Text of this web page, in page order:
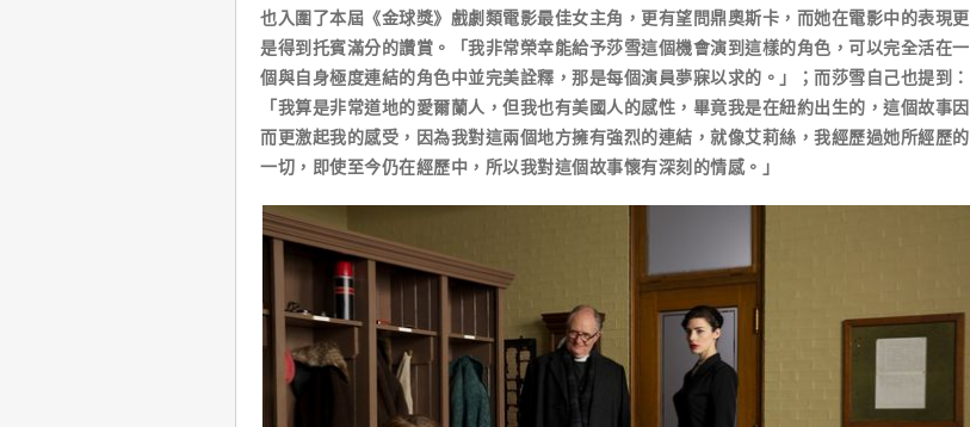
也入圍了本屆《金球獎》戲劇類電影最佳女主角，更有望問鼎奧斯卡，而她在電影中的表現更
是得到托賓滿分的讚賞。「我非常榮幸能給予莎雪這個機會演到這樣的角色，可以完全活在一
個與自身極度連結的角色中並完美詮釋，那是每個演員夢寐以求的。」；而莎雪自己也提到：
「我算是非常道地的愛爾蘭人，但我也有美國人的感性，畢竟我是在紐約出生的，這個故事因
而更激起我的感受，因為我對這兩個地方擁有強烈的連結，就像艾莉絲，我經歷過她所經歷的
一切，即使至今仍在經歷中，所以我對這個故事懷有深刻的情感。」